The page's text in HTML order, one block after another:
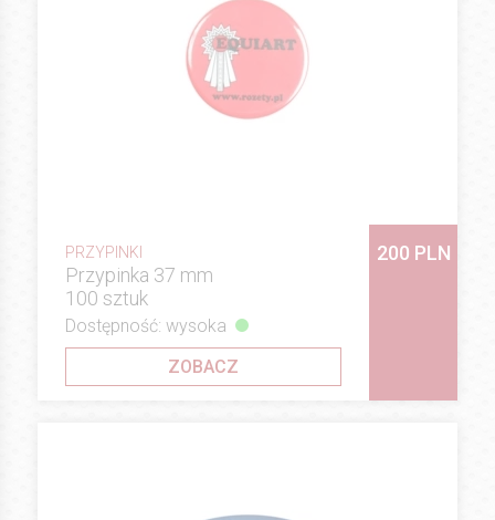
PRZYPINKI
Przypinka 37 mm
100 sztuk
200 PLN
Dostępność: wysoka
ZOBACZ